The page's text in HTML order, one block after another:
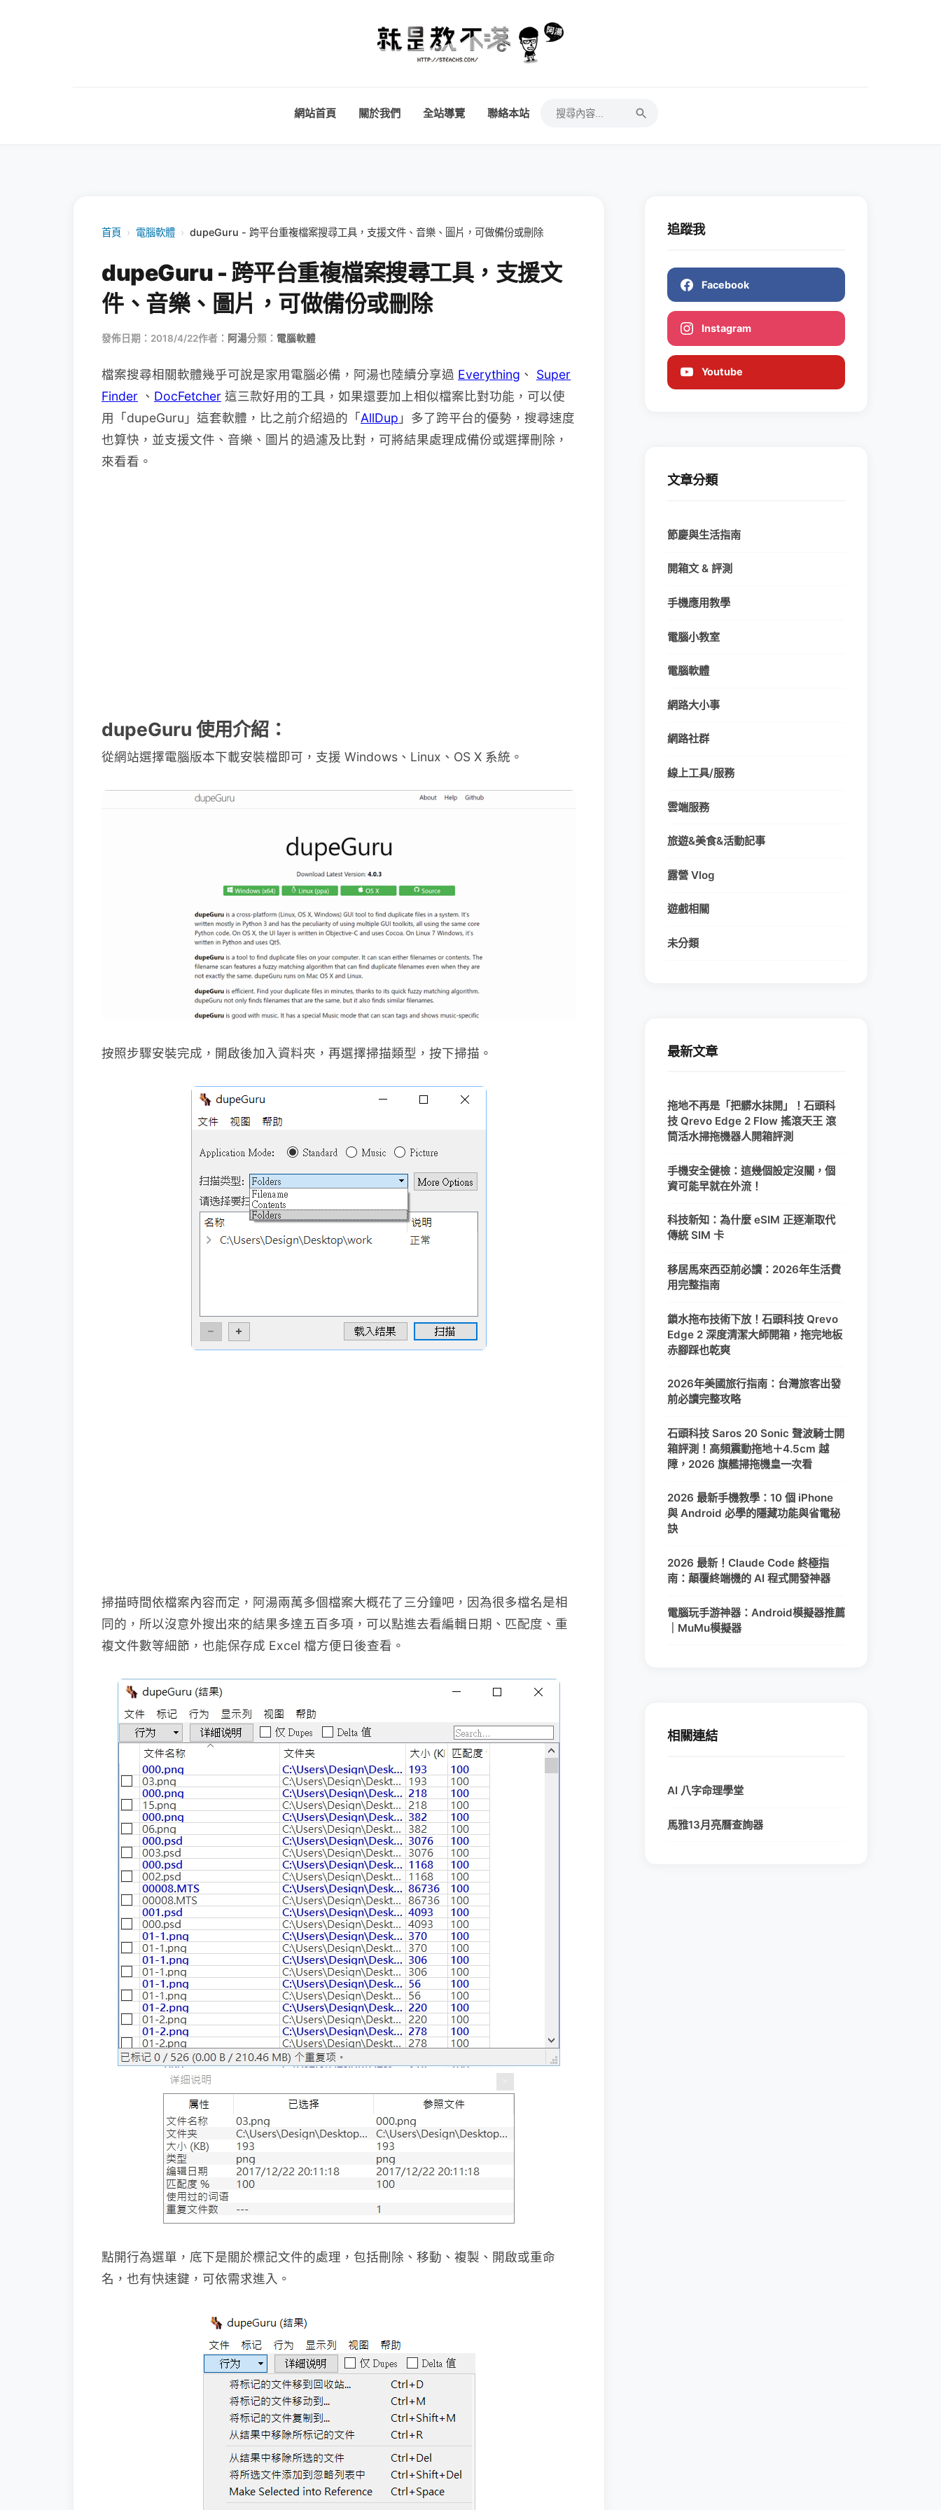
網站首頁 關於我們 全站導覽 聯絡本站
首頁 › 電腦軟體 › dupeGuru - 跨平台重複檔案搜尋工具，支援文件、音樂、圖片，可做備份或刪除
dupeGuru - 跨平台重複檔案搜尋工具，支援文
件、音樂、圖片，可做備份或刪除
發佈日期：2018/4/22作者： 阿湯分類： 電腦軟體
檔案搜尋相關軟體幾乎可說是家用電腦必備，阿湯也陸續分享過 Everything 、 Super
Finder 、 DocFetcher 這三款好用的工具，如果還要加上相似檔案比對功能，可以使
用「dupeGuru」這套軟體，比之前介紹過的「AllDup 」多了跨平台的優勢，搜尋速度
也算快，並支援文件、音樂、圖片的過濾及比對，可將結果處理成備份或選擇刪除，
來看看。
dupeGuru 使用介紹：
從網站選擇電腦版本下載安裝檔即可，支援 Windows、Linux、OS X 系統。
按照步驟安裝完成，開啟後加入資料夾，再選擇掃描類型，按下掃描。
掃描時間依檔案內容而定，阿湯兩萬多個檔案大概花了三分鐘吧，因為很多檔名是相
同的，所以沒意外搜出來的結果多達五百多項，可以點進去看編輯日期、匹配度、重
複文件數等細節，也能保存成 Excel 檔方便日後查看。
點開行為選單，底下是關於標記文件的處理，包括刪除、移動、複製、開啟或重命
名，也有快速鍵，可依需求進入。
追蹤我
Facebook
Instagram
Youtube
文章分類
節慶與生活指南
開箱文 & 評測
手機應用教學
電腦小教室
電腦軟體
網路大小事
網路社群
線上工具/服務
雲端服務
旅遊&美食&活動記事
露營 Vlog
遊戲相關
未分類
最新文章
拖地不再是「把髒水抹開」！石頭科
技 Qrevo Edge 2 Flow 搖滾天王 滾
筒活水掃拖機器人開箱評測
手機安全健檢：這幾個設定沒關，個
資可能早就在外流！
科技新知：為什麼 eSIM 正逐漸取代
傳統 SIM 卡
移居馬來西亞前必讀：2026年生活費
用完整指南
鎖水拖布技術下放！石頭科技 Qrevo
Edge 2 深度清潔大師開箱，拖完地板
赤腳踩也乾爽
2026年美國旅行指南：台灣旅客出發
前必讀完整攻略
石頭科技 Saros 20 Sonic 聲波騎士開
箱評測！高頻震動拖地＋4.5cm 越
障，2026 旗艦掃拖機皇一次看
2026 最新手機教學：10 個 iPhone
與 Android 必學的隱藏功能與省電秘
訣
2026 最新！Claude Code 終極指
南：顛覆終端機的 AI 程式開發神器
電腦玩手游神器：Android模擬器推薦
｜MuMu模擬器
相關連結
AI 八字命理學堂
馬雅13月亮曆查詢器